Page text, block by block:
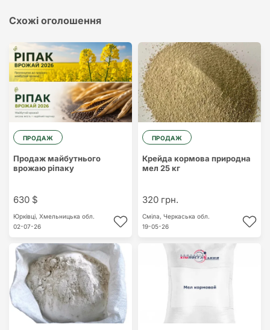
Схожі оголошення
ПРОДАЖ
Продаж майбутнього
врожаю ріпаку
630 $
Юрківці, Хмельницька обл.
02-07-26
ПРОДАЖ
Крейда кормова природна
мел 25 кг
320 грн.
Сміла, Черкаська обл.
19-05-26